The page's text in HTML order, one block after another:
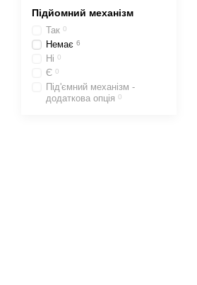
Підйомний механізм
Так 0
Немає 6
Ні 0
Є 0
Під'ємний механізм -
додаткова опція 0